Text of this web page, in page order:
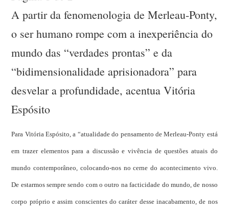
A partir da fenomenologia de Merleau-Ponty,
o ser humano rompe com a inexperiência do
mundo das “verdades prontas” e da
“bidimensionalidade aprisionadora” para
desvelar a profundidade, acentua Vitória
Espósito
Para Vitória Espósito, a “atualidade do pensamento de Merleau-Ponty está
em trazer elementos para a discussão e vivência de questões atuais do
mundo contemporâneo, colocando-nos no cerne do acontecimento vivo.
De estarmos sempre sendo com o outro na facticidade do mundo, de nosso
corpo próprio e assim conscientes do caráter desse inacabamento, de nos